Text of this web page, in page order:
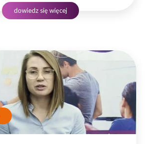
treningu, podczas którego możemy
dowiedz się więcej